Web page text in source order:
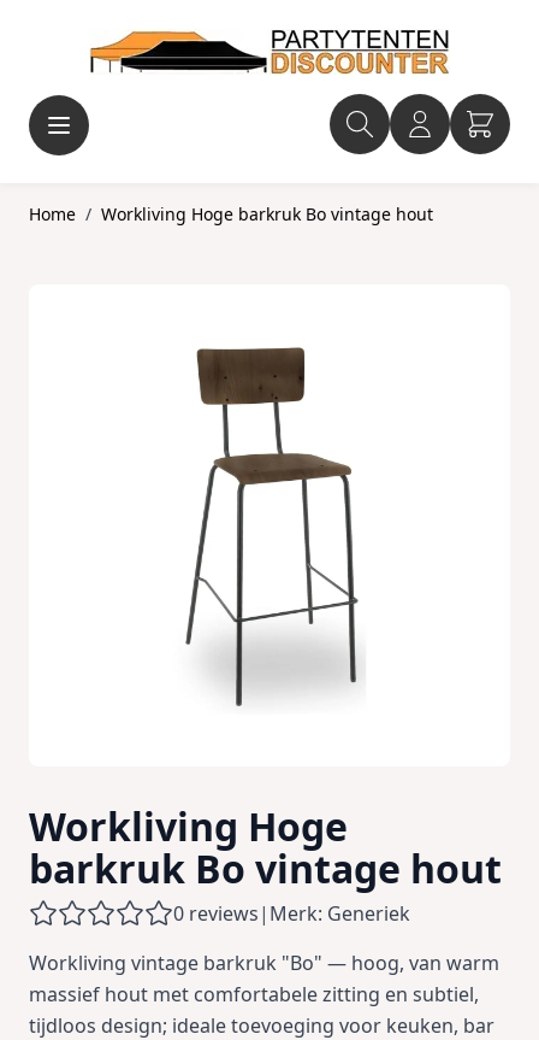
Home / Workliving Hoge barkruk Bo vintage hout
Workliving Hoge
barkruk Bo vintage hout
0 reviews| Merk: Generiek
Workliving vintage barkruk "Bo" — hoog, van warm
massief hout met comfortabele zitting en subtiel,
tijdloos design; ideale toevoeging voor keuken, bar